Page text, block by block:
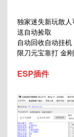
独家迷失新玩散
送自动捡取
自动回收自动挂
限刀元宝靠打 金
ESP插件